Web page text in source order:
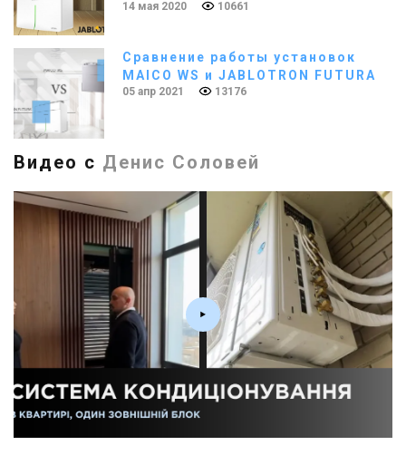
14 мая 2020 10661
Сравнение работы установок
MAICO WS и JABLOTRON FUTURA
05 апр 2021 13176
Видео с Денис Соловей